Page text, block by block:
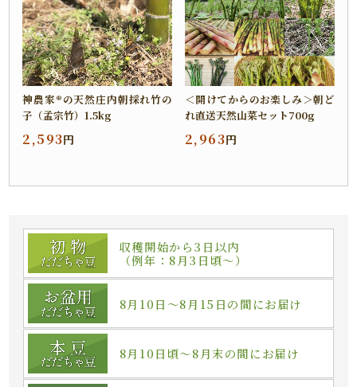
神農家®の天然庄内朝採れ竹の
子（孟宗竹）1.5kg
2,593円
＜開けてからのお楽しみ＞朝ど
れ直送天然山菜セット700g
2,963円
収穫開始から3日以内
（例年：8月3日頃～）
8月10日～8月15日の間にお届け
8月10日頃～8月末の間にお届け